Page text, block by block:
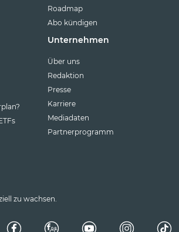
Roadmap
Abo kündigen
Unternehmen
Über uns
Redaktion
Presse
Karriere
Mediadaten
Partnerprogramm
zu wachsen.